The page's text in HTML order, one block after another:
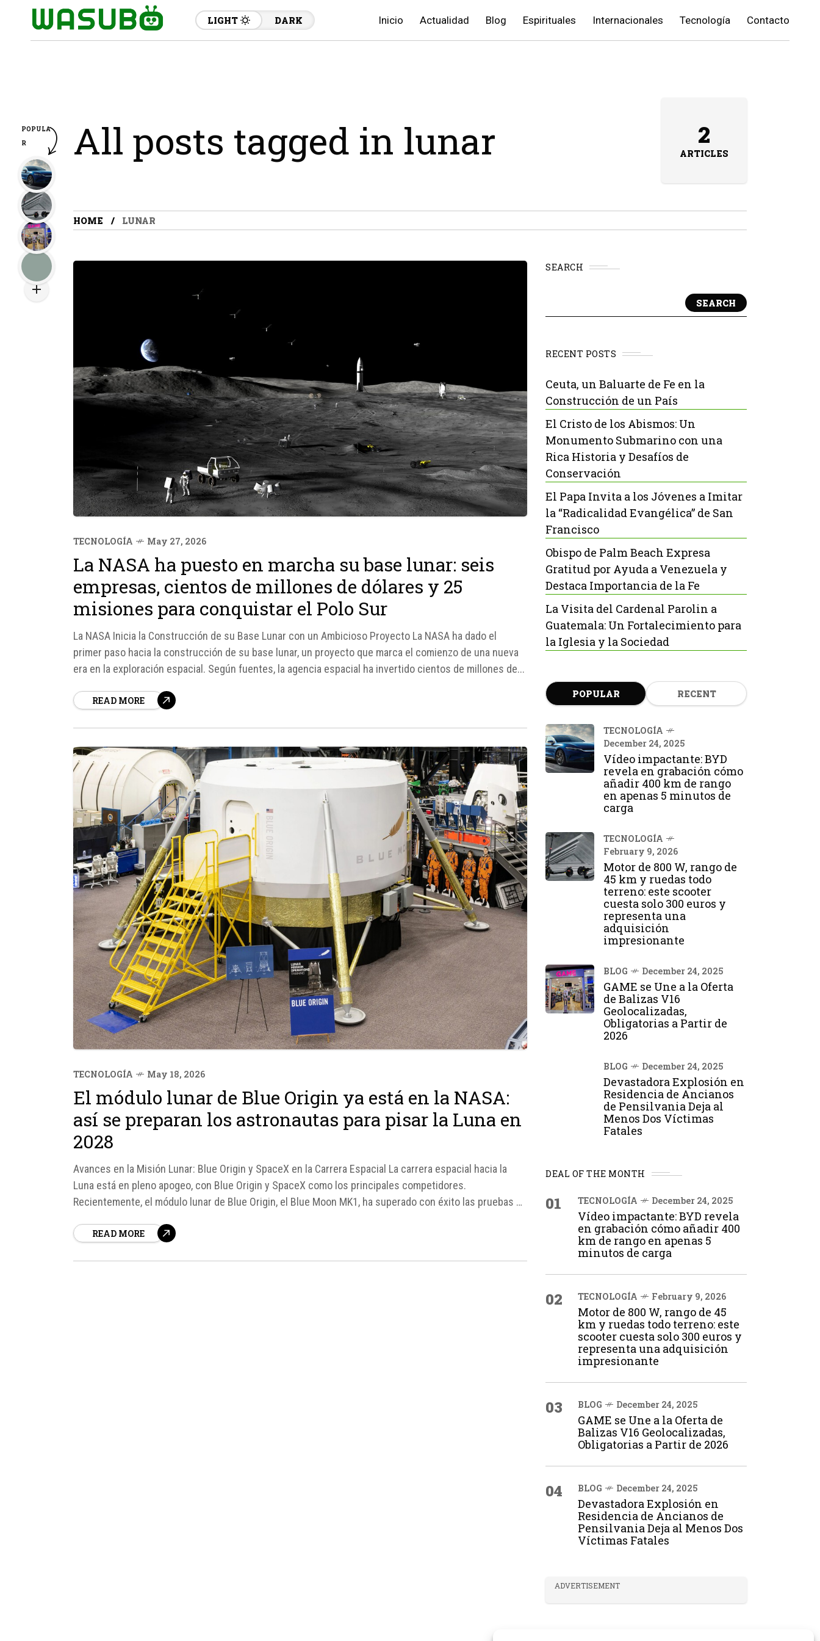
LIGHT DARK Inicio Actualidad Blog Espirituales Internacionales Tecnología Contacto
All posts tagged in lunar 2
ARTICLES
HOME LUNAR
TECNOLOGÍA May 27, 2026
La NASA ha puesto en marcha su base lunar: seis
empresas, cientos de millones de dólares y 25
misiones para conquistar el Polo Sur
La NASA Inicia la Construcción de su Base Lunar con un Ambicioso Proyecto La NASA ha dado el
primer paso hacia la construcción de su base lunar, un proyecto que marca el comienzo de una nueva
era en la exploración espacial. Según fuentes, la agencia espacial ha invertido cientos de millones de...
READ MORE
TECNOLOGÍA May 18, 2026
El módulo lunar de Blue Origin ya está en la NASA:
así se preparan los astronautas para pisar la Luna en
2028
Avances en la Misión Lunar: Blue Origin y SpaceX en la Carrera Espacial La carrera espacial hacia la
Luna está en pleno apogeo, con Blue Origin y SpaceX como los principales competidores.
Recientemente, el módulo lunar de Blue Origin, el Blue Moon MK1, ha superado con éxito las pruebas en
READ MORE
SEARCH
SEARCH
RECENT POSTS
Ceuta, un Baluarte de Fe en la
Construcción de un País
El Cristo de los Abismos: Un
Monumento Submarino con una
Rica Historia y Desafíos de
Conservación
El Papa Invita a los Jóvenes a Imitar
la “Radicalidad Evangélica” de San
Francisco
Obispo de Palm Beach Expresa
Gratitud por Ayuda a Venezuela y
Destaca Importancia de la Fe
La Visita del Cardenal Parolin a
Guatemala: Un Fortalecimiento para
la Iglesia y la Sociedad
POPULAR RECENT
TECNOLOGÍA
December 24, 2025
Vídeo impactante: BYD
revela en grabación cómo
añadir 400 km de rango
en apenas 5 minutos de
carga
TECNOLOGÍA
February 9, 2026
Motor de 800 W, rango de
45 km y ruedas todo
terreno: este scooter
cuesta solo 300 euros y
representa una
adquisición
impresionante
BLOG December 24, 2025
GAME se Une a la Oferta
de Balizas V16
Geolocalizadas,
Obligatorias a Partir de
2026
BLOG December 24, 2025
Devastadora Explosión en
Residencia de Ancianos
de Pensilvania Deja al
Menos Dos Víctimas
Fatales
DEAL OF THE MONTH
01 TECNOLOGÍA December 24, 2025
Vídeo impactante: BYD revela
en grabación cómo añadir 400
km de rango en apenas 5
minutos de carga
02 TECNOLOGÍA February 9, 2026
Motor de 800 W, rango de 45
km y ruedas todo terreno: este
scooter cuesta solo 300 euros y
representa una adquisición
impresionante
03 BLOG December 24, 2025
GAME se Une a la Oferta de
Balizas V16 Geolocalizadas,
Obligatorias a Partir de 2026
04 BLOG December 24, 2025
Devastadora Explosión en
Residencia de Ancianos de
Pensilvania Deja al Menos Dos
Víctimas Fatales
ADVERTISEMENT
POPULA
R